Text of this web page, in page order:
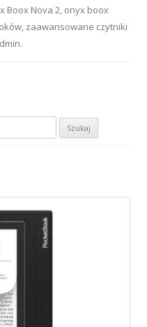
Boox Nova 2, onyx boox
, zaawansowane czytniki
.